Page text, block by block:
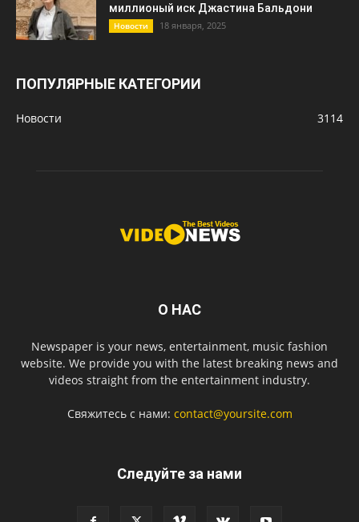
миллионый иск Джастина Бальдони
Новости 18 января, 2025
ПОПУЛЯРНЫЕ КАТЕГОРИИ
Новости 3114
О НАС
Newspaper is your news, entertainment, music fashion
website. We provide you with the latest breaking news and
videos straight from the entertainment industry.
Свяжитесь с нами: contact@yoursite.com
Следуйте за нами